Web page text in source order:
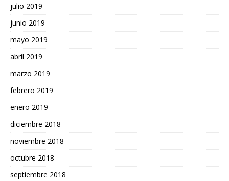
julio 2019
junio 2019
mayo 2019
abril 2019
marzo 2019
febrero 2019
enero 2019
diciembre 2018
noviembre 2018
octubre 2018
septiembre 2018